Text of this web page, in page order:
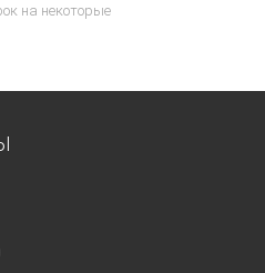
на некоторые